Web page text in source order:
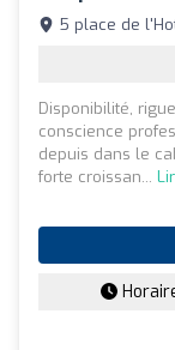
5 place de
Disponibilité,
conscience
depuis dans le
forte croissan...